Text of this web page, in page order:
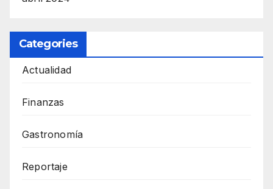
Categories
Actualidad
Finanzas
Gastronomía
Reportaje